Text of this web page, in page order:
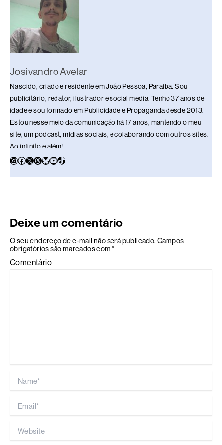
Josivandro Avelar
Nascido, criado e residente em João Pessoa, Paraíba. Sou
publicitário, redator, ilustrador e social media. Tenho 37 anos de
idade e sou formado em Publicidade e Propaganda desde 2013.
Estou nesse meio da comunicação há 17 anos, mantendo o meu
site, um podcast, mídias sociais, e colaborando com outros sites.
Ao infinito e além!
Deixe um comentário
O seu endereço de e-mail não será publicado. Campos
obrigatórios são marcados com *
Comentário